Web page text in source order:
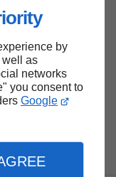
by
well as
networks
you consent to
Google